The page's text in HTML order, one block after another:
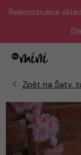
Rekonstrukce